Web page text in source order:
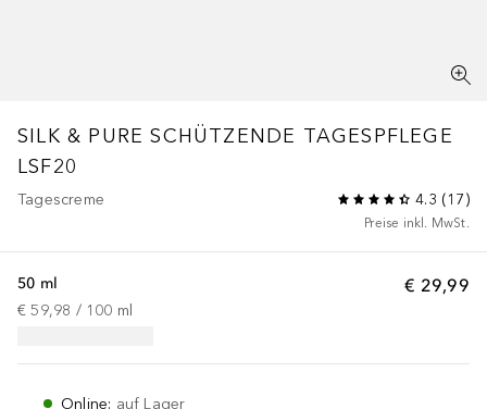
SILK & PURE SCHÜTZENDE TAGESPFLEGE
LSF20
Tagescreme 4.3 (17)
Preise inkl. MwSt.
€ 29,99
50 ml
€ 59,98 / 100 ml
Online: auf Lager